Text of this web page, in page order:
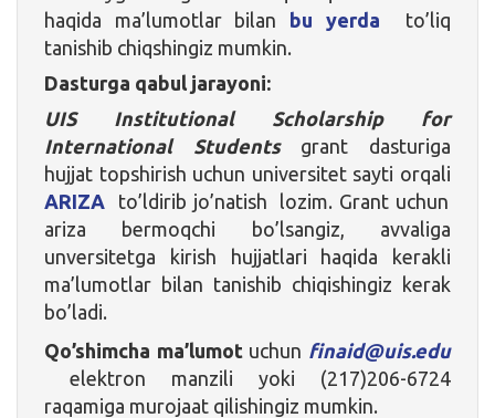
haqida ma’lumotlar bilan bu yerda to’liq
tanishib chiqshingiz mumkin.
Dasturga qabul jarayoni:
UIS Institutional Scholarship for
International Students grant dasturiga
hujjat topshirish uchun universitet sayti orqali
ARIZA
to’ldirib jo’natish lozim. Grant uchun
ariza bermoqchi bo’lsangiz, avvaliga
unversitetga kirish hujjatlari haqida kerakli
ma’lumotlar bilan tanishib chiqishingiz kerak
bo’ladi.
Qo’shimcha ma’lumot uchun finaid@uis.edu
elektron manzili yoki (217)206-6724
raqamiga murojaat qilishingiz mumkin.